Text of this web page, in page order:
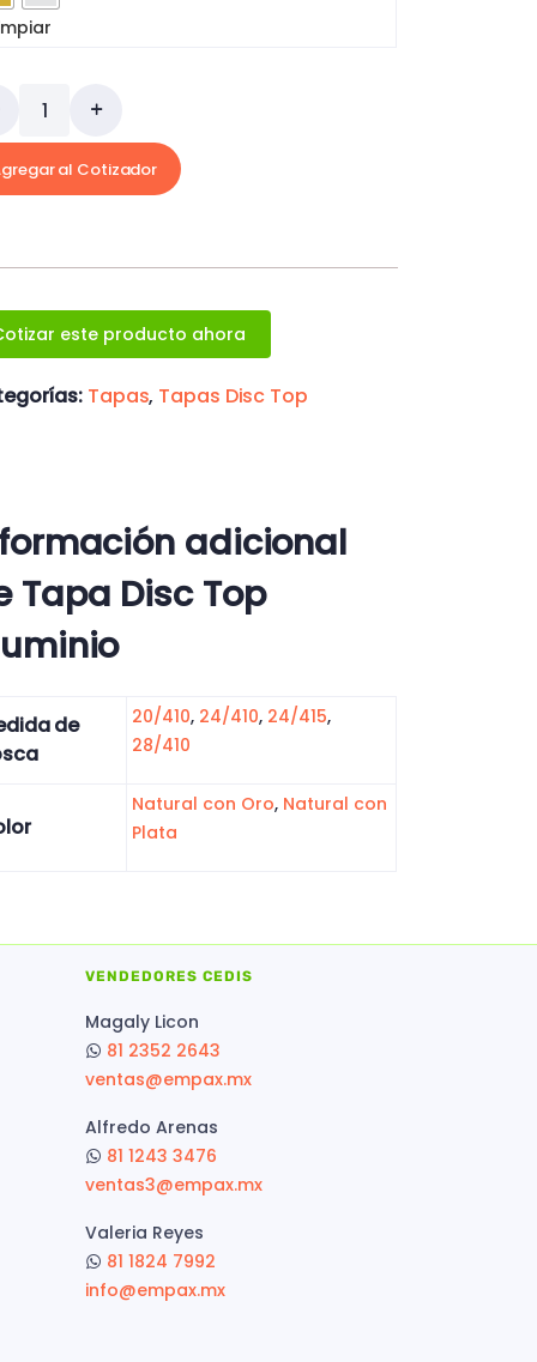
al Cotizador
este producto ahora
Tapas, Tapas Disc Top
adicional
Tapa Disc Top
de
20/410, 24/410, 24/415,
28/410
Natural con Oro, Natural con
Plata
VENDEDORES CEDIS
Magaly Licon
81 2352 2643
ventas@empax.mx
Alfredo Arenas
81 1243 3476
ventas3@empax.mx
Valeria Reyes
81 1824 7992
info@empax.mx